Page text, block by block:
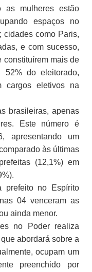
as mulheres estão
espaços no
cidades como Paris,
e com sucesso,
constituírem mais de
do eleitorado,
cargos eletivos na
brasileiras, apenas
Este número é
apresentando um
às últimas
(12,1%) em
prefeito no Espírito
04 venceram as
ainda menor.
no Poder realiza
abordará sobre a
ocupam um
preenchido por